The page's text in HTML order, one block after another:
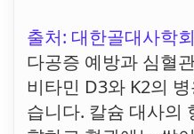
출처: 대한골대사학회
다공증 예방과 심혈
비타민 D3와 K2의
습니다. 칼슘 대사의